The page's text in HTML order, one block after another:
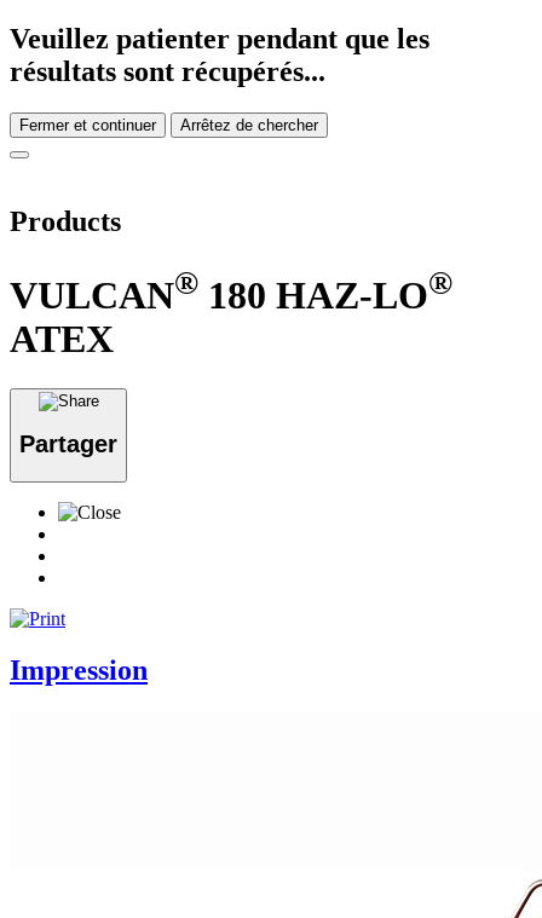
Veuillez patienter pendant que les
résultats sont récupérés...
Fermer et continuer Arrêtez de chercher
Products
VULCAN® 180 HAZ-LO®
ATEX
Partager
Impression